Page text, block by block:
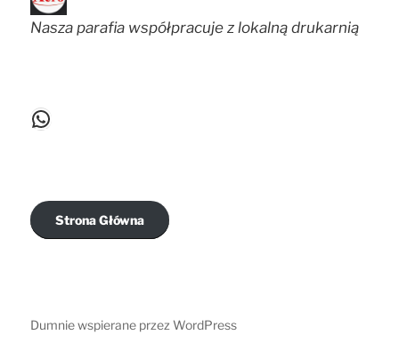
Nasza parafia współpracuje z lokalną drukarnią
WhatsApp
Strona Główna
Dumnie wspierane przez WordPress